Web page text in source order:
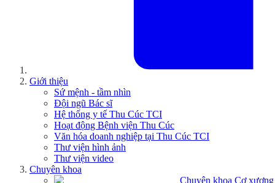
Giới thiệu
Sứ mệnh - tầm nhìn
Đội ngũ Bác sĩ
Hệ thống y tế Thu Cúc TCI
Hoạt động Bệnh viện Thu Cúc
Văn hóa doanh nghiệp tại Thu Cúc TCI
Thư viện hình ảnh
Thư viện video
Chuyên khoa
Chuyên khoa Cơ